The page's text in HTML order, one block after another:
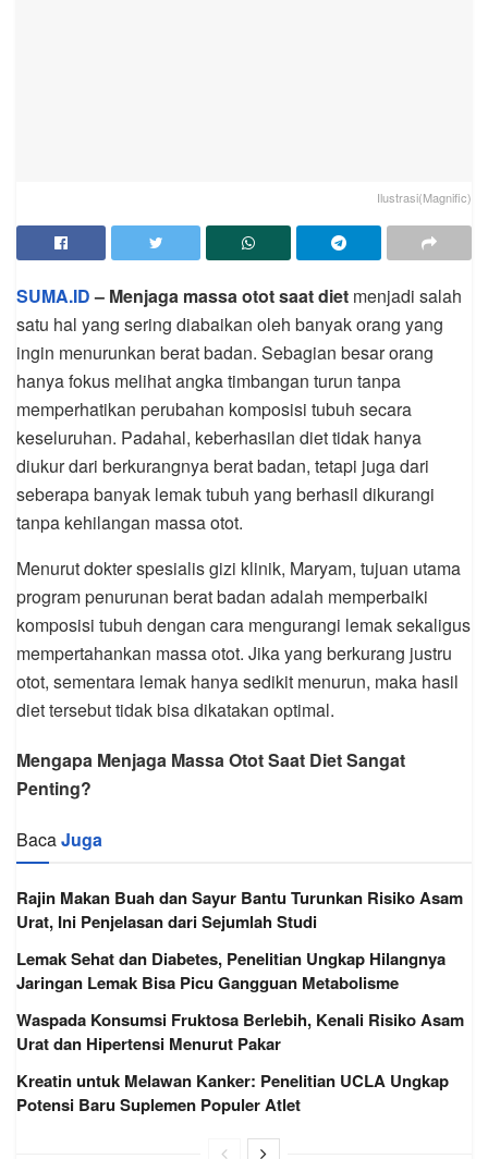
Ilustrasi(Magnific)
SUMA.ID– Menjaga massa otot saat diet menjadi salah
satu hal yang sering diabaikan oleh banyak orang yang
ingin menurunkan berat badan. Sebagian besar orang
hanya fokus melihat angka timbangan turun tanpa
memperhatikan perubahan komposisi tubuh secara
keseluruhan. Padahal, keberhasilan diet tidak hanya
diukur dari berkurangnya berat badan, tetapi juga dari
seberapa banyak lemak tubuh yang berhasil dikurangi
tanpa kehilangan massa otot.
Menurut dokter spesialis gizi klinik, Maryam, tujuan utama
program penurunan berat badan adalah memperbaiki
komposisi tubuh dengan cara mengurangi lemak sekaligus
mempertahankan massa otot. Jika yang berkurang justru
otot, sementara lemak hanya sedikit menurun, maka hasil
diet tersebut tidak bisa dikatakan optimal.
Mengapa Menjaga Massa Otot Saat Diet Sangat
Penting?
BacaJuga
Rajin Makan Buah dan Sayur Bantu Turunkan Risiko Asam
Urat, Ini Penjelasan dari Sejumlah Studi
Lemak Sehat dan Diabetes, Penelitian Ungkap Hilangnya
Jaringan Lemak Bisa Picu Gangguan Metabolisme
Waspada Konsumsi Fruktosa Berlebih, Kenali Risiko Asam
Urat dan Hipertensi Menurut Pakar
Kreatin untuk Melawan Kanker: Penelitian UCLA Ungkap
Potensi Baru Suplemen Populer Atlet